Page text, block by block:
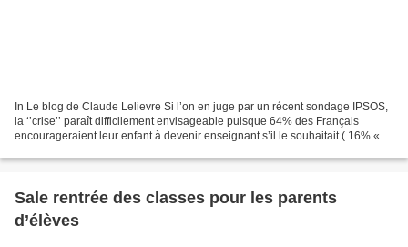
In Le blog de Claude Lelievre Si l’on en juge par un récent sondage IPSOS,
la ‘’crise’’ paraît difficilement envisageable puisque 64% des Français
encourageraient leur enfant à devenir enseignant s’il le souhaitait ( 16% «
Sale rentrée des classes pour les parents
d’élèves